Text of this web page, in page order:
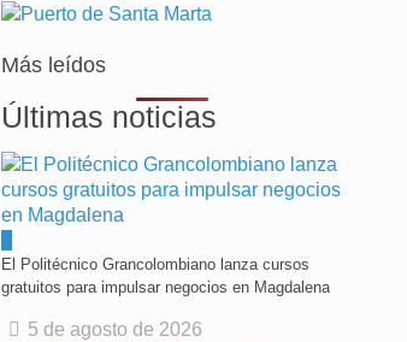
Más leídos
Últimas noticias
El Politécnico Grancolombiano lanza cursos
gratuitos para impulsar negocios en Magdalena
5 de agosto de 2026